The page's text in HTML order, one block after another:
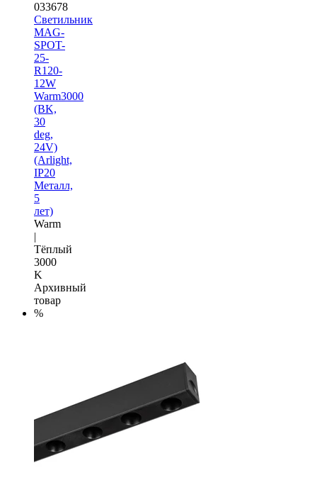
033678
Светильник
MAG-
SPOT-
25-
R120-
12W
Warm3000
(BK,
30
deg,
24V)
(Arlight,
IP20
Металл,
5
лет)
Warm
|
Тёплый
3000
K
Архивный
товар
%